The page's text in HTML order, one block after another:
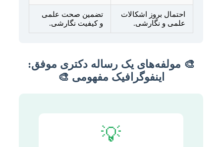
احتمال بروز اشکالات
علمی و نگارشی.
تضمین صحت علمی
و کیفیت نگارشی.
🎨 مولفه‌های یک رساله دکتری موفق:
اینفوگرافیک مفهومی 🎨
💡